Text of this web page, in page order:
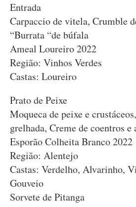
Entrada
Carpaccio de vitela, Crumble
“Burrata “de búfala
Ameal Loureiro 2022
Região: Vinhos Verdes
Castas: Loureiro
Prato de Peixe
Moqueca de peixe e
grelhada, Creme de coentros e
Esporão Colheita Branco 2022
Região: Alentejo
Castas: Verdelho, Alvarinho,
Gouveio
Sorvete de Pitanga